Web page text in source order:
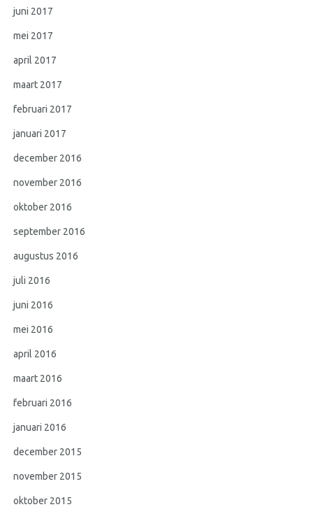
juni 2017
mei 2017
april 2017
maart 2017
februari 2017
januari 2017
december 2016
november 2016
oktober 2016
september 2016
augustus 2016
juli 2016
juni 2016
mei 2016
april 2016
maart 2016
februari 2016
januari 2016
december 2015
november 2015
oktober 2015